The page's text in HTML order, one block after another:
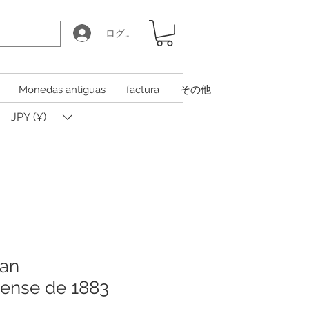
ログイン
Monedas antiguas factura その他
JPY (¥)
de 1883